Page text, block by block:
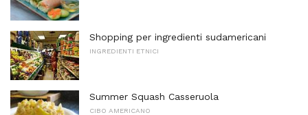
Shopping per ingredienti sudamericani
INGREDIENTI ETNICI
Summer Squash Casseruola
CIBO AMERICANO